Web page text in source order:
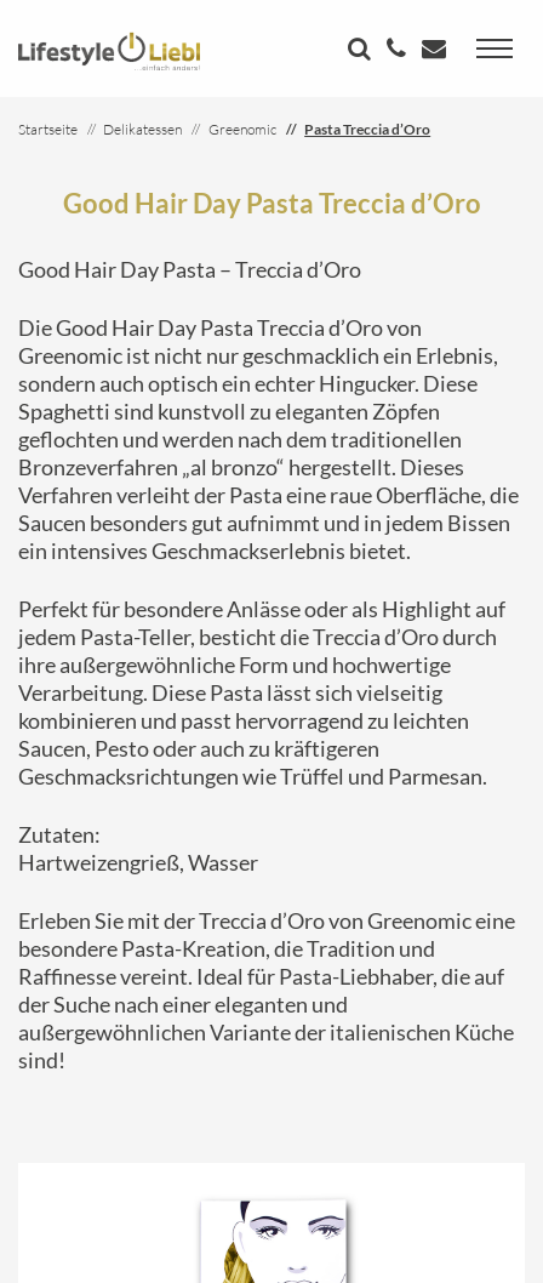
Startseite Delikatessen Greenomic Pasta Treccia d’Oro
Good Hair Day Pasta Treccia d’Oro
Good Hair Day Pasta – Treccia d’Oro
Die Good Hair Day Pasta Treccia d’Oro von
Greenomic ist nicht nur geschmacklich ein Erlebnis,
sondern auch optisch ein echter Hingucker. Diese
Spaghetti sind kunstvoll zu eleganten Zöpfen
geflochten und werden nach dem traditionellen
Bronzeverfahren „al bronzo“ hergestellt. Dieses
Verfahren verleiht der Pasta eine raue Oberfläche, die
Saucen besonders gut aufnimmt und in jedem Bissen
ein intensives Geschmackserlebnis bietet.
Perfekt für besondere Anlässe oder als Highlight auf
jedem Pasta-Teller, besticht die Treccia d’Oro durch
ihre außergewöhnliche Form und hochwertige
Verarbeitung. Diese Pasta lässt sich vielseitig
kombinieren und passt hervorragend zu leichten
Saucen, Pesto oder auch zu kräftigeren
Geschmacksrichtungen wie Trüffel und Parmesan.
Zutaten:
Hartweizengrieß, Wasser
Erleben Sie mit der Treccia d’Oro von Greenomic eine
besondere Pasta-Kreation, die Tradition und
Raffinesse vereint. Ideal für Pasta-Liebhaber, die auf
der Suche nach einer eleganten und
außergewöhnlichen Variante der italienischen Küche
sind!